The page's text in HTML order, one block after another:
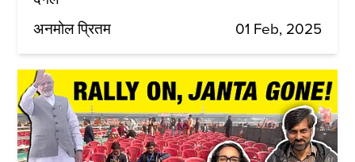
अनमोल प्रितम 01 Feb, 2025